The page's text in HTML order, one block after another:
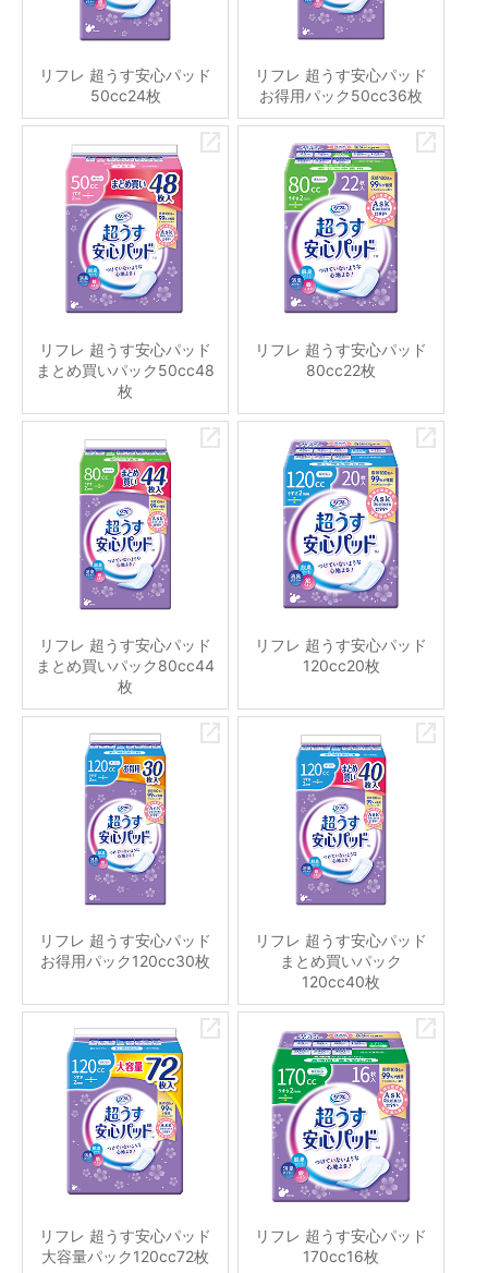
リフレ 超うす安心パッド
50cc24枚
リフレ 超うす安心パッド
お得用パック50cc36枚
リフレ 超うす安心パッド
まとめ買いパック50cc48
枚
リフレ 超うす安心パッド
80cc22枚
リフレ 超うす安心パッド
まとめ買いパック80cc44
枚
リフレ 超うす安心パッド
120cc20枚
リフレ 超うす安心パッド
お得用パック120cc30枚
リフレ 超うす安心パッド
まとめ買いパック
120cc40枚
リフレ 超うす安心パッド
大容量パック120cc72枚
リフレ 超うす安心パッド
170cc16枚